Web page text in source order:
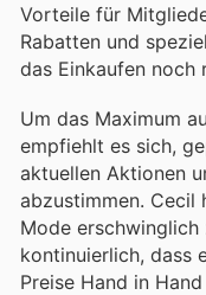
Vorteile für
Rabatten und
das Einkaufen noch
Um das Maximum
empfiehlt es sich,
aktuellen Aktionen
abzustimmen. Cecil
Mode
kontinuierlich, dass
Preise Hand in